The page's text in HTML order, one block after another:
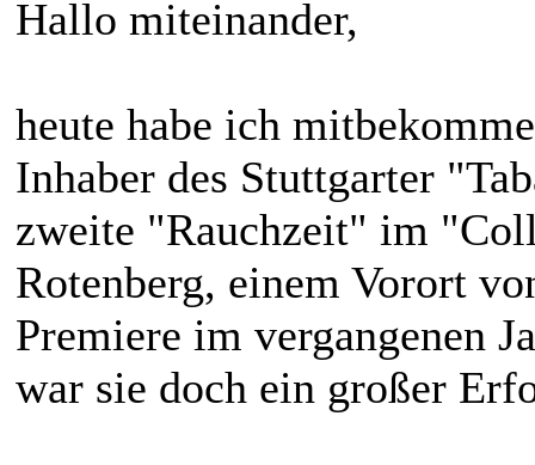
Hallo miteinander,
heute habe ich
Inhaber des Stuttgarter
zweite "Rauchzeit" im
Rotenberg, einem Vorort
Premiere im vergangenen
war sie doch ein großer